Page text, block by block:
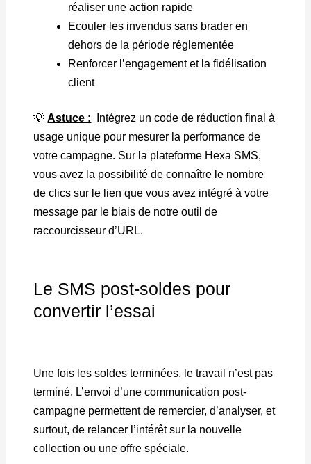
réaliser une action rapide
Ecouler les invendus sans brader en
dehors de la période réglementée
Renforcer l’engagement et la fidélisation
client
💡Astuce : Intégrez un code de réduction final à
usage unique pour mesurer la performance de
votre campagne. Sur la plateforme Hexa SMS,
vous avez la possibilité de connaître le nombre
de clics sur le lien que vous avez intégré à votre
message par le biais de notre outil de
raccourcisseur d’URL.
Le SMS post-soldes pour
convertir l’essai
Une fois les soldes terminées, le travail n’est pas
terminé. L’envoi d’une communication post-
campagne permettent de remercier, d’analyser, et
surtout, de relancer l’intérêt sur la nouvelle
collection ou une offre spéciale.